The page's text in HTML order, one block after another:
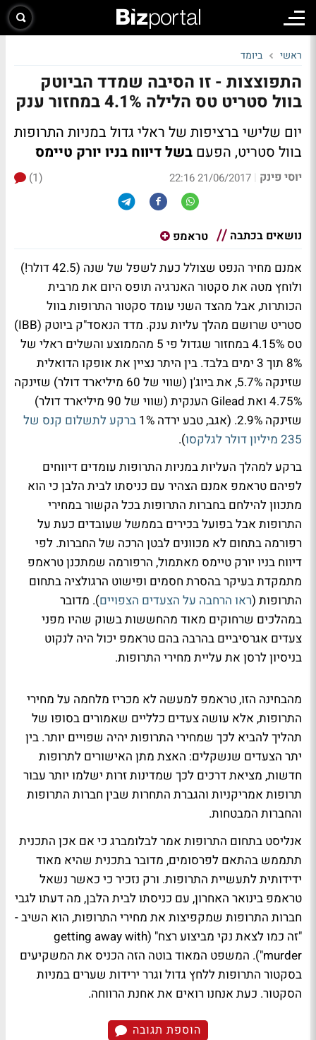
ראשי ביומד
התפוצצות - זו הסיבה שמדד הביוטק
בוול סטריט טס הלילה 4.1% במחזור ענק
יום שלישי ברציפות של ראלי גדול במניות התרופות
בוול סטריט, הפעם בשל דיווח בניו יורק טיימס
יוסי פינק |
21/06/2017 22:16
(1)
נושאים בכתבה טראמפ
אמנם מחיר הנפט שצולל כעת לשפל של שנה (42.5 דולר!)
ולוחץ מטה את סקטור האנרגיה תופס היום את מרבית
הכותרות, אבל מהצד השני עומד סקטור התרופות בוול
סטריט שרושם מהלך עליות ענק. מדד הנאסד"ק ביוטק (IBB)
טס 4.15% במחזור שגדול פי 5 מהממוצע והשלים ראלי של
8% תוך 3 ימים בלבד. בין היתר נציין את אופקו הדואלית
שזינקה 5.7%, את ביוג'ן (שווי של 60 מיליארד דולר) שזינקה
4.75% ואת Gilead הענקית (שווי של 90 מיליארד דולר)
שזינקה 2.9%. (אגב, טבע ירדה 1%
ברקע לתשלום קנס של
235 מיליון דולר לגלקסו
).
ברקע למהלך העליות במניות התרופות עומדים דיווחים
לפיהם טראמפ אמנם הצהיר עם כניסתו לבית הלבן כי הוא
מתכוון להילחם בחברות התרופות בכל הקשור במחירי
התרופות אבל בפועל בכירים בממשל שעובדים כעת על
רפורמה בתחום לא מכוונים לבטן הרכה של החברות. לפי
דיווח בניו יורק טיימס מאתמול, הרפורמה שמתכנן טראמפ
מתמקדת בעיקר בהסרת חסמים ופישוט הרגולציה בתחום
התרופות (ראו הרחבה על הצעדים הצפויים). מדובר
במהלכים שרחוקים מאוד מהחששות בשוק שהיו מפני
צעדים אגרסיביים בהרבה בהם טראמפ יכול היה לנקוט
בניסיון לרסן את עליית מחירי התרופות.
מהבחינה הזו, טראמפ למעשה לא מכריז מלחמה על מחירי
התרופות, אלא עושה צעדים כלליים שאמורים בסופו של
תהליך להביא לכך שמחירי התרופות יהיה שפויים יותר. בין
יתר הצעדים שנשקלים: האצת מתן האישורים לתרופות
חדשות, מציאת דרכים לכך שמדינות זרות ישלמו יותר עבור
תרופות אמריקניות והגברת התחרות שבין חברות התרופות
והחברות המבטחות.
אנליסט בתחום התרופות אמר לבלומברג כי אם אכן התכנית
תתממש בהתאם לפרסומים, מדובר בתכנית שהיא מאוד
ידידותית לתעשיית התרופות. ורק נזכיר כי כאשר נשאל
טראמפ בינואר האחרון, עם כניסתו לבית הלבן, מה דעתו לגבי
חברות התרופות שמקפיצות את מחירי התרופות, הוא השיב -
"זה כמו לצאת נקי מביצוע רצח" (getting away with
murder"). המשפט המאוד בוטה הזה הכניס את המשקיעים
בסקטור התרופות ללחץ גדול וגרר ירידות שערים במניות
הסקטור. כעת אנחנו רואים את אחנת הרווחה.
הוספת תגובה